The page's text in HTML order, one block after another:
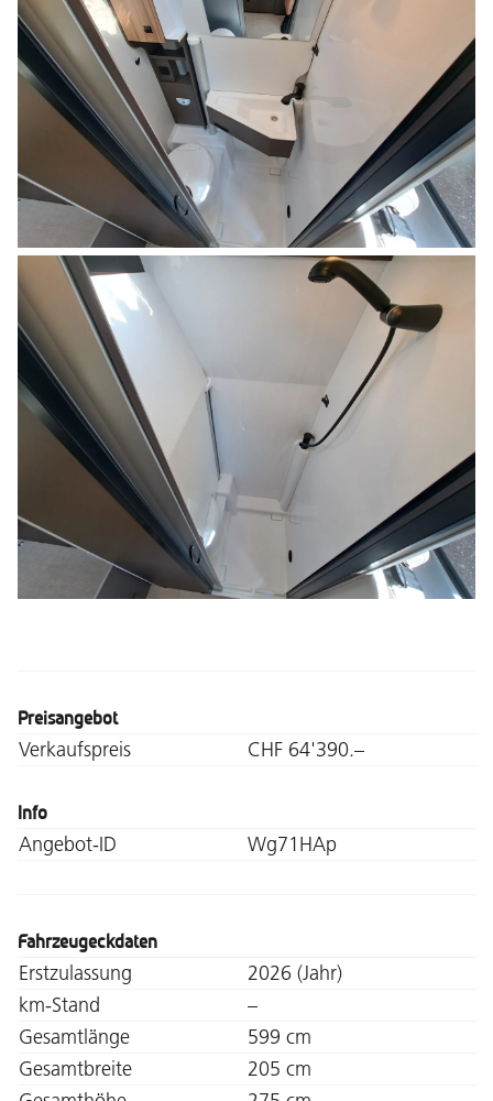
Preisangebot
Verkaufspreis CHF 64'390.–
Info
Angebot-ID Wg71HAp
Fahrzeugeckdaten
Erstzulassung
2026 (Jahr)
km-Stand
–
Gesamtlänge
599 cm
Gesamtbreite
205 cm